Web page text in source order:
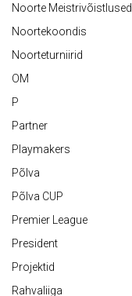
Noorte Meistrivõistlused
Noortekoondis
Noorteturniirid
OM
P
Partner
Playmakers
Põlva
Põlva CUP
Premier League
President
Projektid
Rahvaliiga